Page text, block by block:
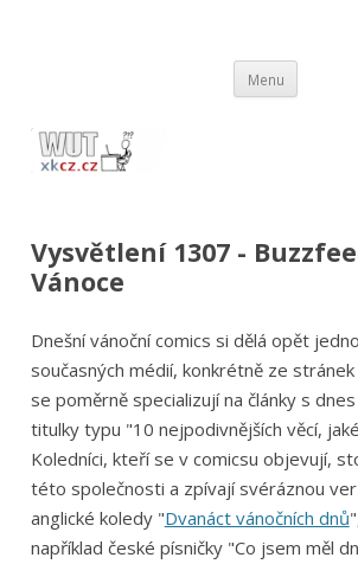
Menu
Vysvětlení 1307 -
Vánoce
Dnešní vánoční comics si dělá opět
současných médií, konkrétně ze
se poměrně specializují na články s
titulky typu "10 nejpodivnějších věcí,
Koledníci, kteří se v comicsu objevují,
této společnosti a zpívají svéráznou
anglické koledy "Dvanáct vánočních dnů
například české písničky "Co jsem měl